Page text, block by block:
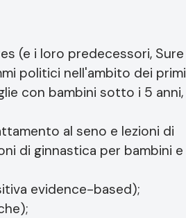
(e i loro predecessori, Sure
politici nell'ambito dei primi
con bambini sotto i 5 anni,
al seno e lezioni di
di ginnastica per bambini e
evidence-based);